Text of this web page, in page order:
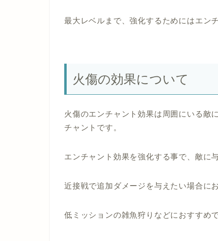
最大レベルまで、強化するためにはエン
火傷の効果について
火傷のエンチャント効果は周囲にいる敵
チャントです。
エンチャント効果を強化する事で、敵に
近接戦で追加ダメージを与えたい場合に
低ミッションの雑魚狩りなどにおすすめ